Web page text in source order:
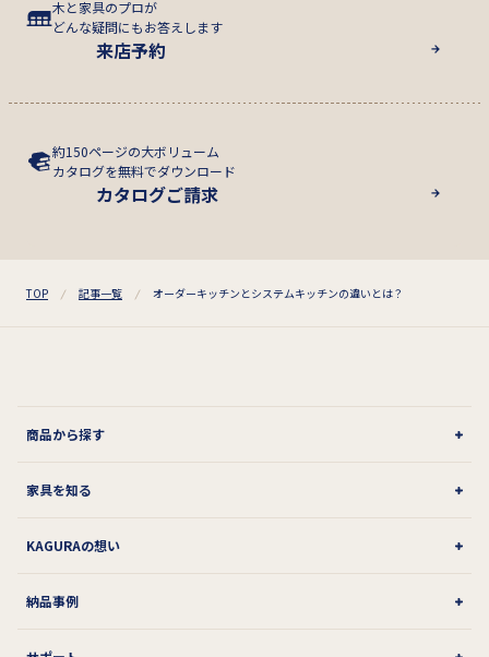
木と家具のプロが
どんな疑問にもお答えします
来店予約
約150ページの大ボリューム
カタログを無料でダウンロード
カタログご請求
TOP 記事一覧 オーダーキッチンとシステムキッチンの違いとは？
商品から探す
家具を知る
KAGURAの想い
納品事例